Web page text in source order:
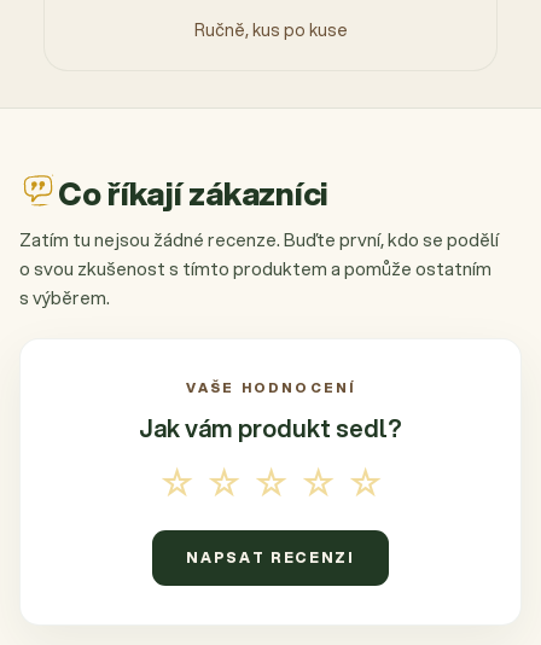
Ručně, kus po kuse
Co říkají zákazníci
Zatím tu nejsou žádné recenze. Buďte první, kdo se podělí
o svou zkušenost s tímto produktem a pomůže ostatním
s výběrem.
VAŠE HODNOCENÍ
Jak vám produkt sedl?
☆☆☆☆☆
NAPSAT RECENZI